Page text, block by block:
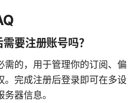
要注册账号吗？
需的，用于管理你的订阅、偏
。完成注册后登录即可在多设
器信息。